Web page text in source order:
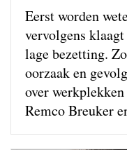
Eerst worden
vervolgens
lage bezetting.
oorzaak en
over
Remco Breuker